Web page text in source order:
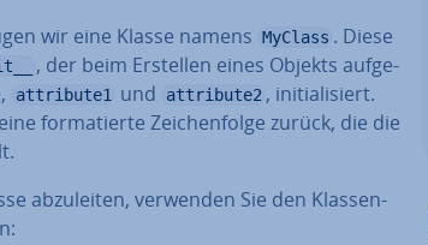
wir eine Klasse namens MyClass . Diese
, der beim Erstellen eines Objekts auf­ge­
attribute1 und attribute2 , in­itia­li­siert.
for­ma­tier­te Zei­chen­fol­ge zurück, die die
ab­zu­lei­ten, verwenden Sie den Klas­sen­